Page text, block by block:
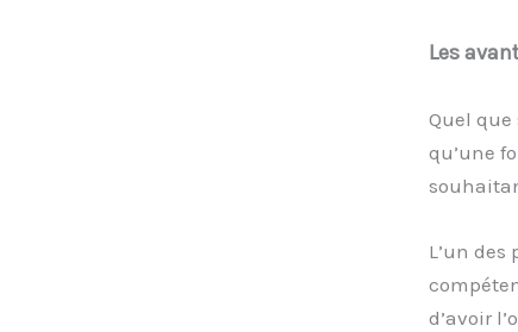
Les
Quel
qu’une
L’un
d’avoir